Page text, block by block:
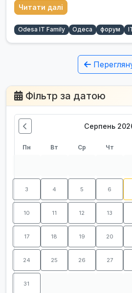
Читати далі
Odesa IT Family Одеса форум
Фільтр за датою
Серпень
Пн Вт Ср Чт
3 4 5 6
10 11 12 13
17 18 19 20
24 25 26 27
31